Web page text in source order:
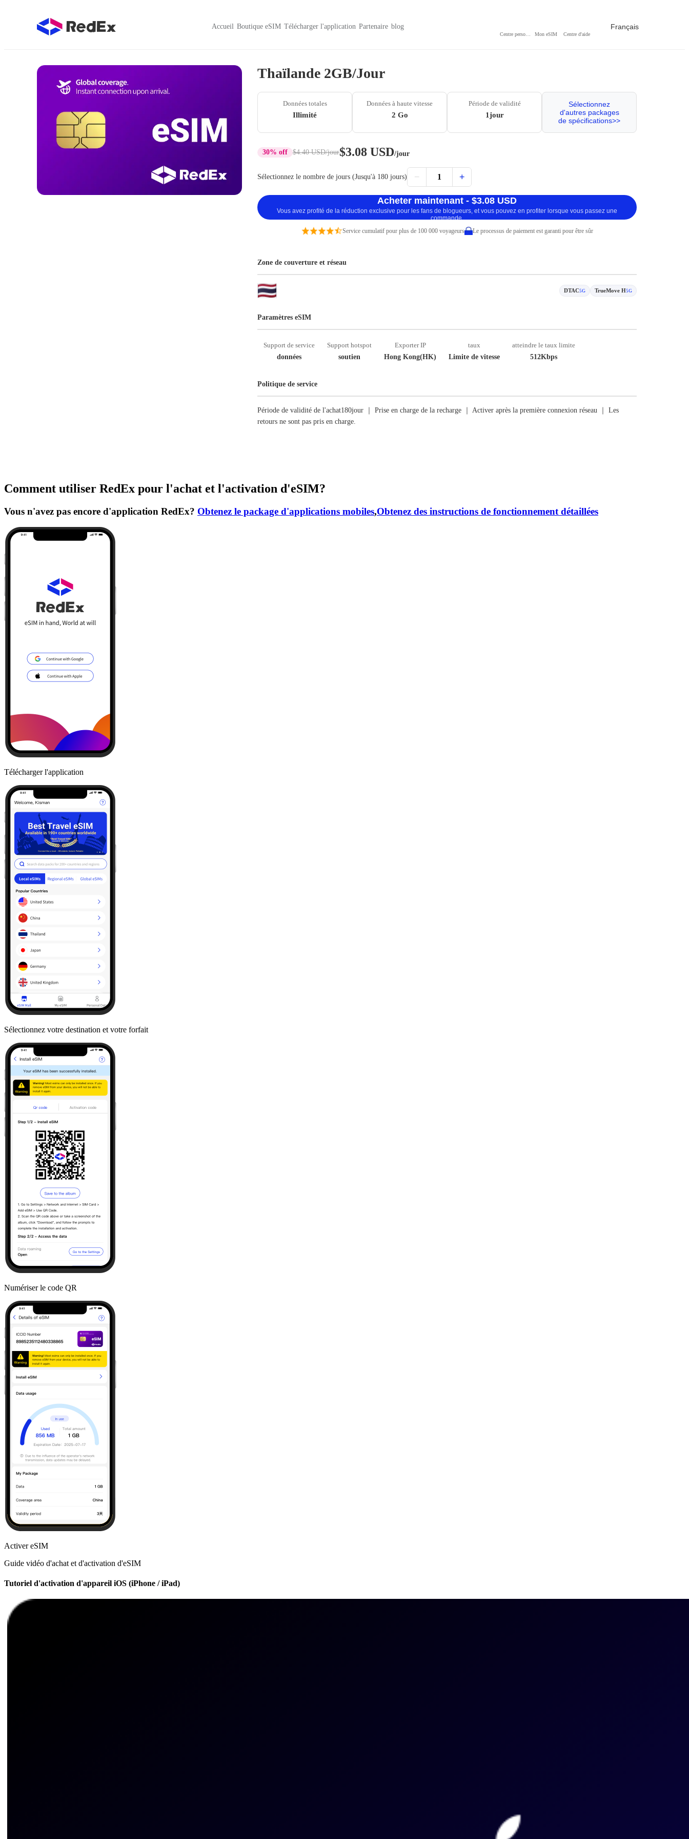
Accueil Boutique eSIM Télécharger l'application Partenaire blog
Mon eSIM Centre d'aide
Français
Thaïlande 2GB/Jour
Données totales
Illimité
Données à haute vitesse
2 Go
Période de validité
1jour
Sélectionnez
d'autres packages
de spécifications>>
30% off $4.40 USD/jour$3.08 USD/jour
Sélectionnez le nombre de jours (Jusqu'à 180 jours) − 1 +
Acheter maintenant - $3.08 USD
Vous avez profité de la réduction exclusive pour les fans de blogueurs, et vous pouvez en profiter lorsque vous passez une
commande.
Service cumulatif pour plus de 100 000 voyageurs
Le processus de paiement est garanti pour être sûr
Zone de couverture et réseau
DTAC5G TrueMove H5G
Paramètres eSIM
Support de service
données
Support hotspot
soutien
Exporter IP
Hong Kong(HK)
taux
Limite de vitesse
atteindre le taux limite
512Kbps
Politique de service
Période de validité de l'achat180jour ｜ Prise en charge de la recharge ｜ Activer après la première connexion réseau ｜ Les
retours ne sont pas pris en charge.
Comment utiliser RedEx pour l'achat et l'activation d'eSIM?
Vous n'avez pas encore d'application RedEx? Obtenez le package d'applications mobiles,Obtenez des instructions de fonctionnement détaillées
Télécharger l'application
Sélectionnez votre destination et votre forfait
Numériser le code QR
Activer eSIM
Guide vidéo d'achat et d'activation d'eSIM
Tutoriel d'activation d'appareil iOS (iPhone / iPad)